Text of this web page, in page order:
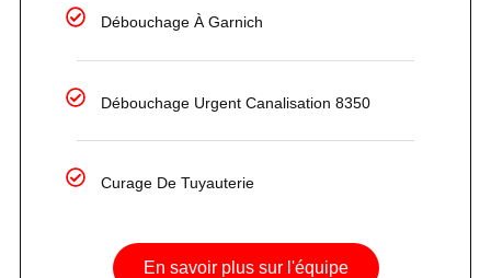
Débouchage À Garnich
Débouchage Urgent Canalisation 8350
Curage De Tuyauterie
En savoir plus sur l'équipe